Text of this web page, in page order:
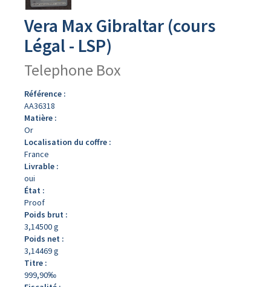
Vera Max Gibraltar (cours
Légal - LSP)
Telephone Box
Référence :
AA36318
Matière :
Or
Localisation du coffre :
France
Livrable :
oui
État :
Proof
Poids brut :
3,14500 g
Poids net :
3,14469 g
Titre :
999,90‰